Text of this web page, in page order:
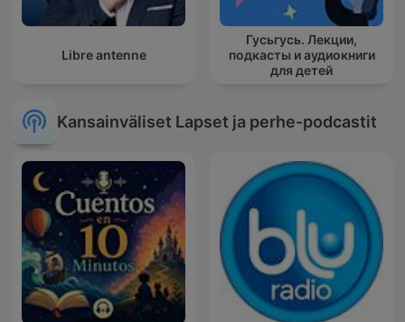
Libre antenne
Гусьгусь. Лекции,
подкасты и аудиокниги
для детей
Kansainväliset Lapset ja perhe-podcastit